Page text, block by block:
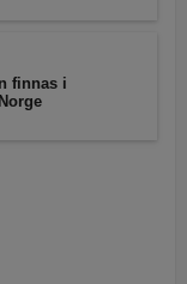
finnas i